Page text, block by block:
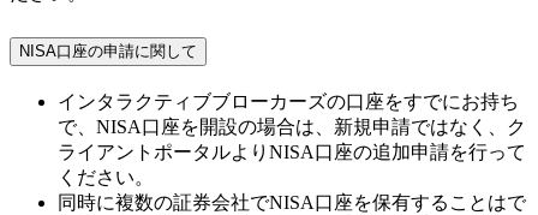
NISA口座の申請に関して
インタラクティブブローカーズの口座をすでにお持ち
で、NISA口座を開設の場合は、新規申請ではなく、ク
ライアントポータルよりNISA口座の追加申請を行って
ください。
同時に複数の証券会社でNISA口座を保有することはで